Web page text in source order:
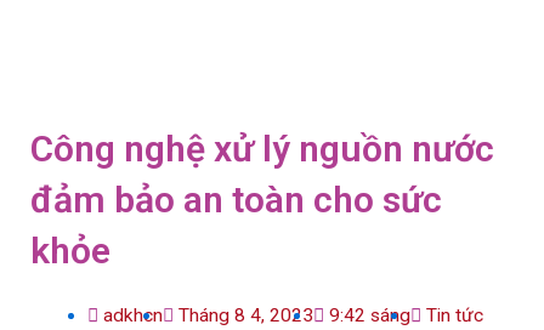
Công nghệ xử lý nguồn nước
đảm bảo an toàn cho sức
khỏe
adkhcn Tháng 8 4, 2023 9:42 sáng Tin tức